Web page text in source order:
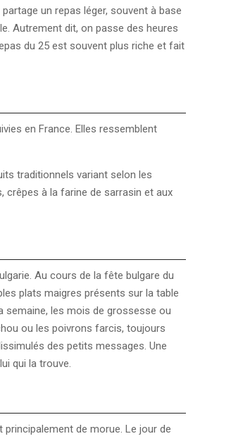
un repas léger, souvent à base
Autrement dit, on passe des heures
du 25 est souvent plus riche et fait
en France. Elles ressemblent
traditionnels variant selon les
crêpes à la farine de sarrasin et aux
Au cours de la fête bulgare du
plats maigres présents sur la table
semaine, les mois de grossesse ou
ou les poivrons farcis, toujours
des petits messages. Une
qui la trouve.
de morue. Le jour de